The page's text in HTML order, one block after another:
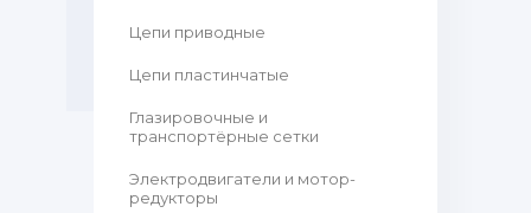
Цепи приводные
Цепи пластинчатые
Глазировочные и
транспортёрные сетки
Электродвигатели и мотор-
редукторы